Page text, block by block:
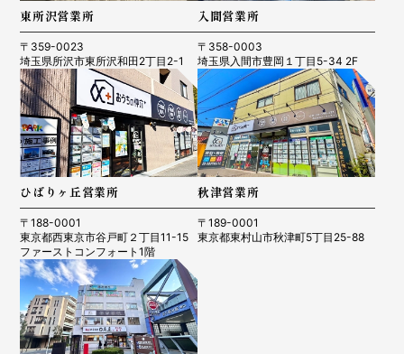
東所沢営業所
〒359-0023
埼玉県所沢市東所沢和田2丁目2-1
入間営業所
〒358-0003
埼玉県入間市豊岡１丁目5-34 2F
ひばりヶ丘営業所
〒188-0001
東京都西東京市谷戸町２丁目11-15
ファーストコンフォート1階
秋津営業所
〒189-0001
東京都東村山市秋津町5丁目25-88